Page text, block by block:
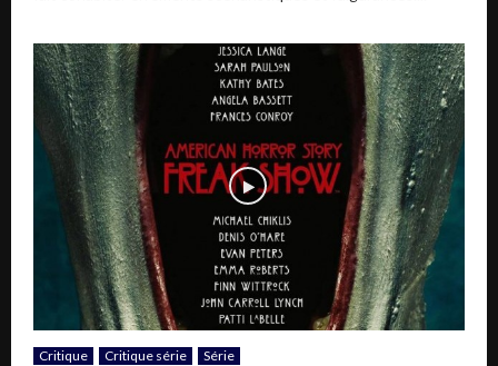
Critique Critique série Série